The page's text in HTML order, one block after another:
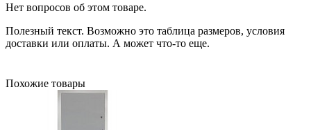
Нет вопросов об этом товаре.
Полезный текст. Возможно это таблица размеров, условия
доставки или оплаты. А может что-то еще.
Похожие товары